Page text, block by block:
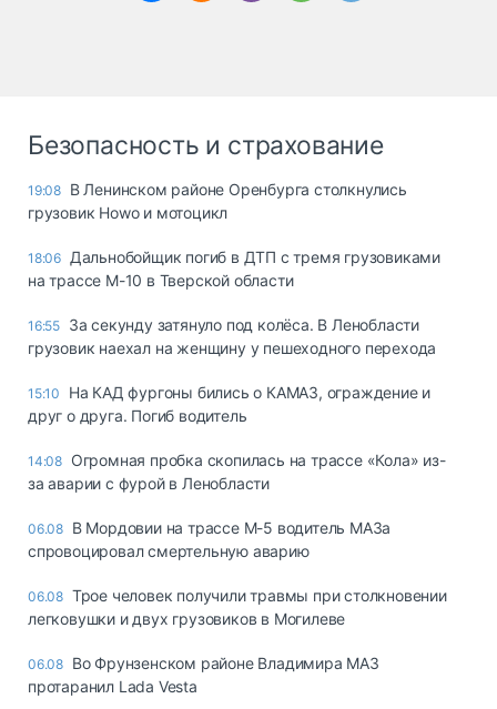
Безопасность и страхование
19:08 В Ленинском районе Оренбурга столкнулись
грузовик Howo и мотоцикл
18:06 Дальнобойщик погиб в ДТП с тремя грузовиками
на трассе М-10 в Тверской области
16:55 За секунду затянуло под колёса. В Ленобласти
грузовик наехал на женщину у пешеходного перехода
15:10
На КАД фургоны бились о КАМАЗ, ограждение и
друг о друга. Погиб водитель
14:08 Огромная пробка скопилась на трассе «Кола» из-
за аварии с фурой в Ленобласти
06.08 В Мордовии на трассе М-5 водитель МАЗа
спровоцировал смертельную аварию
06.08 Трое человек получили травмы при столкновении
легковушки и двух грузовиков в Могилеве
06.08 Во Фрунзенском районе Владимира МАЗ
протаранил Lada Vesta